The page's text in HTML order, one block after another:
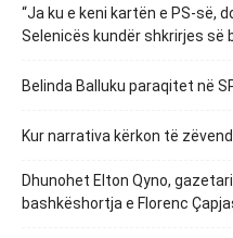
“Ja ku e keni kartën e PS-së,
Selenicës kundër shkrirjes së
Belinda Balluku paraqitet në
Kur narrativa kërkon të
Dhunohet Elton Qyno,
bashkëshortja e Florenc